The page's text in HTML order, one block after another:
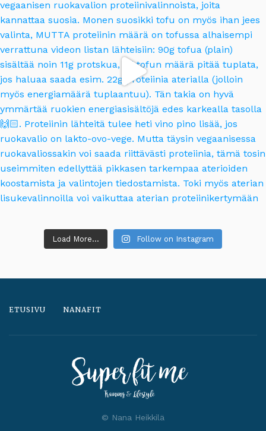
Load More... Follow on Instagram
ETUSIVU NANAFIT
© Nana Heikkilä